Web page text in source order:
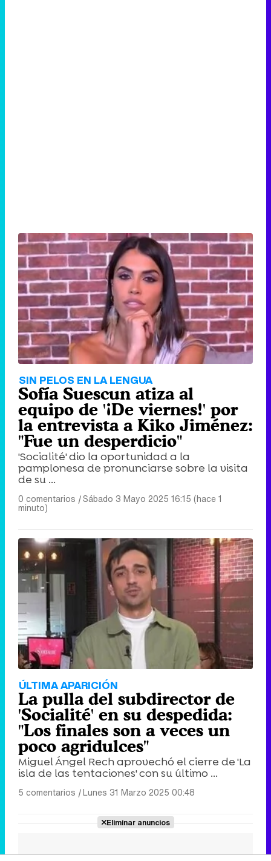
SIN PELOS EN LA LENGUA
Sofía Suescun atiza al
equipo de '¡De viernes!' por
la entrevista a Kiko Jiménez:
"Fue un desperdicio"
'Socialité' dio la oportunidad a la
pamplonesa de pronunciarse sobre la visita
de su ...
0 comentarios |Sábado 3 Mayo 2025 16:15 (hace 1
minuto)
ÚLTIMA APARICIÓN
La pulla del subdirector de
'Socialité' en su despedida:
"Los finales son a veces un
poco agridulces"
Miguel Ángel Rech aprovechó el cierre de 'La
isla de las tentaciones' con su último ...
5 comentarios |Lunes 31 Marzo 2025 00:48
Eliminar anuncios